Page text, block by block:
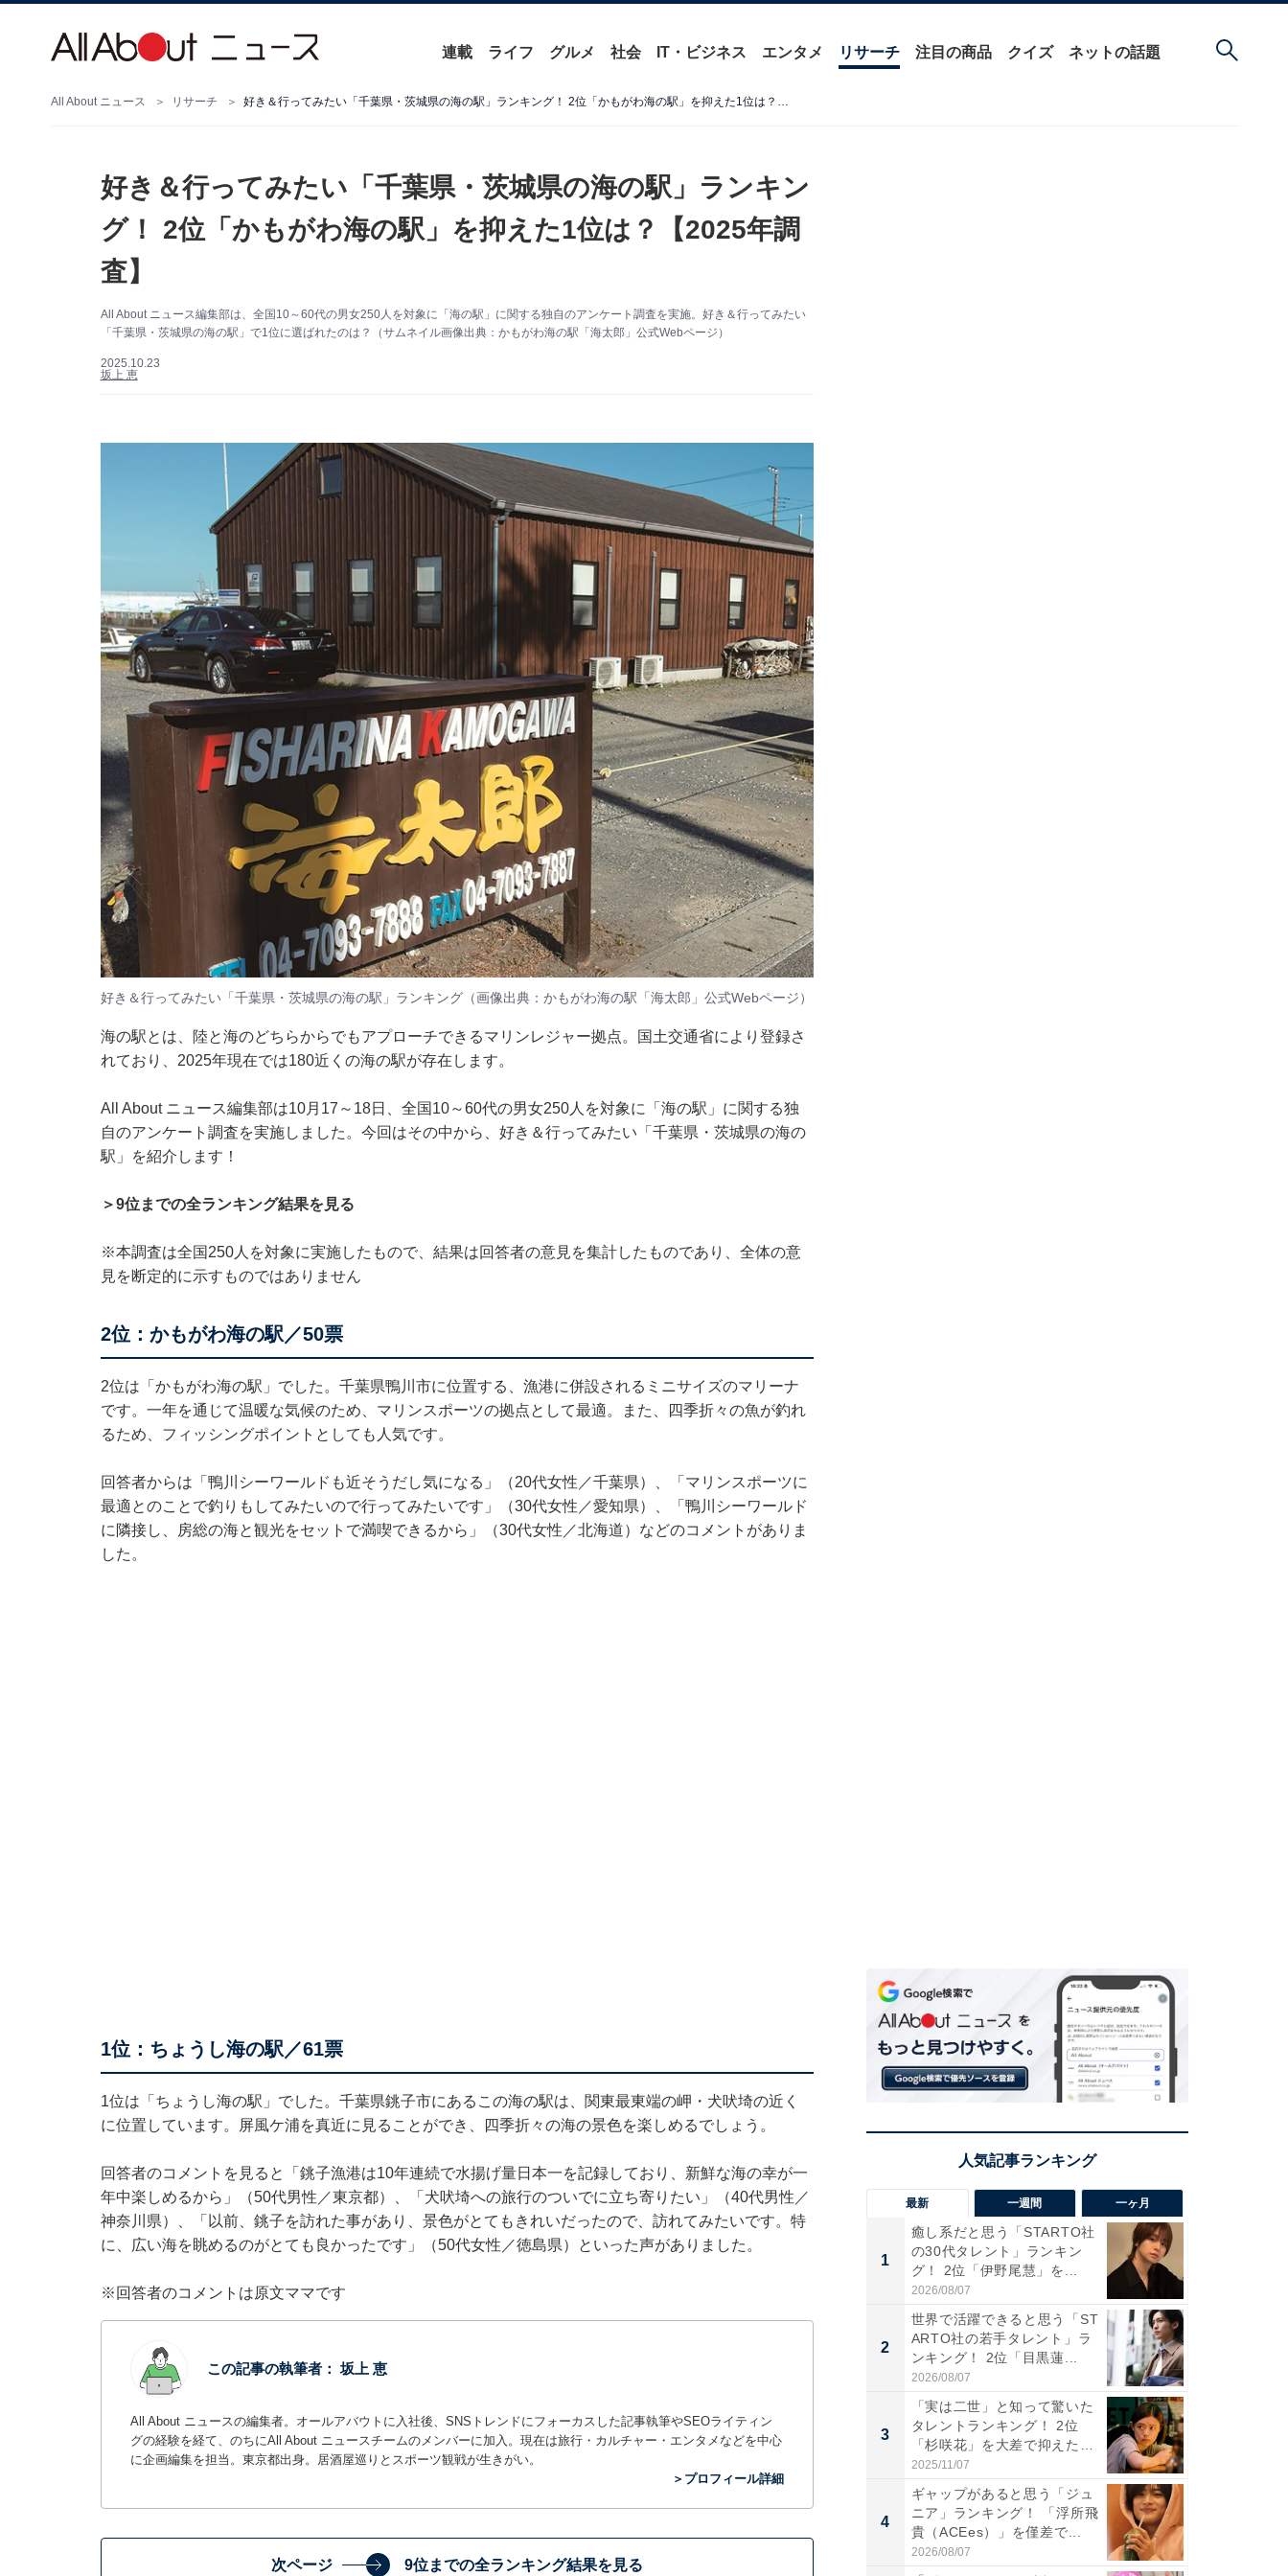
連載 ライフ グルメ 社会 IT・ビジネス エンタメ リサーチ 注目の商品 クイズ ネットの話題
All About ニュース リサーチ 好き＆行ってみたい「千葉県・茨城県の海の駅」ランキング！ 2位「かもがわ海の駅」を抑えた1位は？【2025年調査】
好き＆行ってみたい「千葉県・茨城県の海の駅」ランキン
グ！ 2位「かもがわ海の駅」を抑えた1位は？【2025年調
査】
All About ニュース編集部は、全国10～60代の男女250人を対象に「海の駅」に関する独自のアンケート調査を実施。好き＆行ってみたい
「千葉県・茨城県の海の駅」で1位に選ばれたのは？（サムネイル画像出典：かもがわ海の駅「海太郎」公式Webページ）
2025.10.23
坂上 恵
好き＆行ってみたい「千葉県・茨城県の海の駅」ランキング（画像出典： かもがわ海の駅「海太郎」公式Webページ）
海の駅とは、陸と海のどちらからでもアプローチできるマリンレジャー拠点。国土交通省により登録さ
れており、2025年現在では180近くの海の駅が存在します。
All About ニュース編集部は10月17～18日、全国10～60代の男女250人を対象に「海の駅」に関する独
自のアンケート調査を実施しました。今回はその中から、好き＆行ってみたい「千葉県・茨城県の海の
駅」を紹介します！
＞9位までの全ランキング結果を見る
※本調査は全国250人を対象に実施したもので、結果は回答者の意見を集計したものであり、全体の意
見を断定的に示すものではありません
2位：かもがわ海の駅／50票
2位は「かもがわ海の駅」でした。千葉県鴨川市に位置する、漁港に併設されるミニサイズのマリーナ
です。一年を通じて温暖な気候のため、マリンスポーツの拠点として最適。また、四季折々の魚が釣れ
るため、フィッシングポイントとしても人気です。
回答者からは「鴨川シーワールドも近そうだし気になる」（20代女性／千葉県）、「マリンスポーツに
最適とのことで釣りもしてみたいので行ってみたいです」（30代女性／愛知県）、「鴨川シーワールド
に隣接し、房総の海と観光をセットで満喫できるから」（30代女性／北海道）などのコメントがありま
した。
1位：ちょうし海の駅／61票
1位は「ちょうし海の駅」でした。千葉県銚子市にあるこの海の駅は、関東最東端の岬・犬吠埼の近く
に位置しています。屏風ケ浦を真近に見ることができ、四季折々の海の景色を楽しめるでしょう。
回答者のコメントを見ると「銚子漁港は10年連続で水揚げ量日本一を記録しており、新鮮な海の幸が一
年中楽しめるから」（50代男性／東京都）、「犬吠埼への旅行のついでに立ち寄りたい」（40代男性／
神奈川県）、「以前、銚子を訪れた事があり、景色がとてもきれいだったので、訪れてみたいです。特
に、広い海を眺めるのがとても良かったです」（50代女性／徳島県）といった声がありました。
※回答者のコメントは原文ママです
この記事の執筆者： 坂上 恵
All About ニュースの編集者。オールアバウトに入社後、SNSトレンドにフォーカスした記事執筆やSEOライティン
グの経験を経て、のちにAll About ニュースチームのメンバーに加入。現在は旅行・カルチャー・エンタメなどを中心
に企画編集を担当。東京都出身。居酒屋巡りとスポーツ観戦が生きがい。
＞プロフィール詳細
次ページ 9位までの全ランキング結果を見る
最新 一週間 一ヶ月
1
癒し系だと思う「STARTO社
の30代タレント」ランキン
グ！ 2位「伊野尾慧」を...
2026/08/07
2
世界で活躍できると思う「ST
ARTO社の若手タレント」ラ
ンキング！ 2位「目黒蓮...
2026/08/07
3
「実は二世」と知って驚いた
タレントランキング！ 2位
「杉咲花」を大差で抑えた1
位...
2025/11/07
4
ギャップがあると思う「ジュ
ニア」ランキング！ 「浮所飛
貴（ACEes）」を僅差で...
2026/08/07